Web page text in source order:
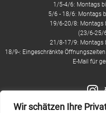
Wir schätzen Ihre
1/5-4/6: Montags
5/6 - 18/6: Montags
19/6-20/8: Montags
(23/6-25/
21/8-17/9: Montags
18/9-: Eingeschränkte
E-Mail für